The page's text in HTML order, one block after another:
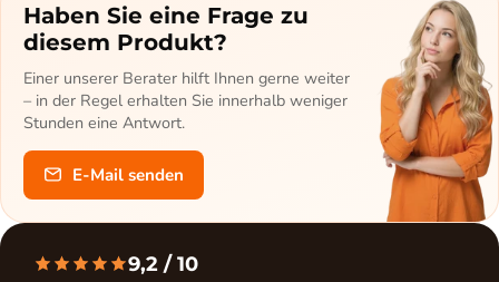
Haben Sie eine Frage zu
diesem Produkt?
Einer unserer Berater hilft Ihnen gerne weiter
– in der Regel erhalten Sie innerhalb weniger
Stunden eine Antwort.
E-Mail senden
9,2 / 10